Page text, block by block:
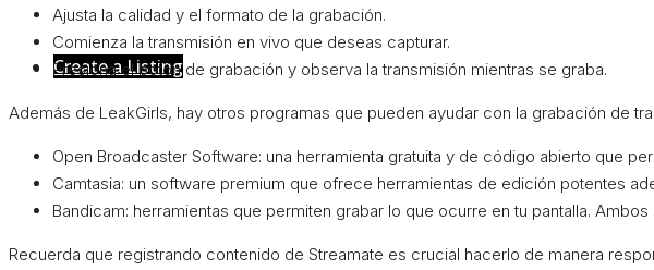
Create a Listing
Ajusta la calidad y el formato de la grabación.
Comienza la transmisión en vivo que deseas capturar.
Presiona el botón de grabación y observa la transmisión mientras se graba.
Además de LeakGirls, hay otros programas que pueden ayudar con la grabación de
Open Broadcaster Software: una herramienta gratuita y de código abierto que
Camtasia: un software premium que ofrece herramientas de edición potentes
Bandicam: herramientas que permiten grabar lo que ocurre en tu pantalla.
Recuerda que registrando contenido de Streamate es crucial hacerlo de manera